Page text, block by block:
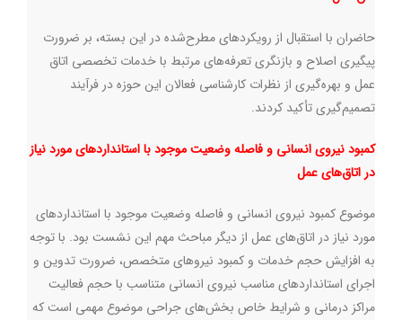
حاضران با استقبال از رویکردهای مطرح‌شده در این بسته، بر ضرورت
پیگیری اصلاح و بازنگری تعرفه‌های مرتبط با خدمات تخصصی اتاق
عمل و بهره‌گیری از نظرات کارشناسی فعالان این حوزه در فرآیند
تصمیم‌گیری تأکید کردند.
کمبود نیروی انسانی و فاصله وضعیت موجود با استانداردهای مورد نیاز
در اتاق‌های عمل
موضوع کمبود نیروی انسانی و فاصله وضعیت موجود با استانداردهای
مورد نیاز در اتاق‌های عمل از دیگر مباحث مهم این نشست بود. با توجه
به افزایش حجم خدمات و کمبود نیروهای متخصص، ضرورت تدوین و
اجرای استانداردهای مناسب نیروی انسانی متناسب با حجم فعالیت
مراکز درمانی و شرایط خاص بخش‌های جراحی موضوع مهمی است که